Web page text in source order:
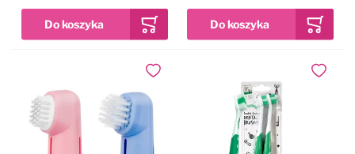
Dodaj do ulubionych Dodaj